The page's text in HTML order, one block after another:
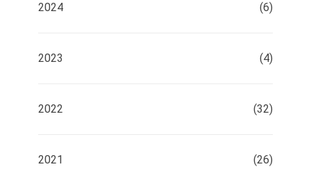
2024 (6)
2023 (4)
2022 (32)
2021 (26)